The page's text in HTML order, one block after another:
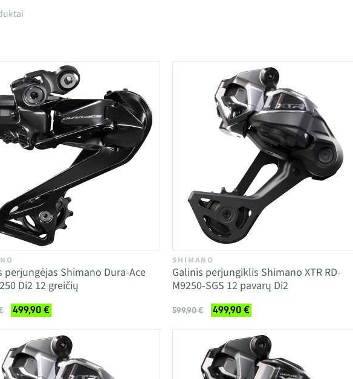
kategorijoje Galiniai pavarų perjungikliai
perjungėjas Shimano Dura-Ace
Di2 12 greičių
499,90 €
SHIMANO
Galinis perjungiklis Shimano XTR RD-
M9250-SGS 12 pavarų Di2
599,90 € 499,90 €